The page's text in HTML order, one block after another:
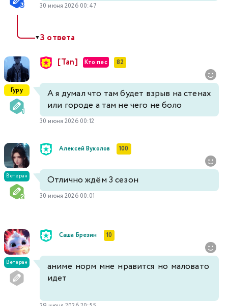
30 июня 2026 00:47
▼3 ответа
Гуру
[Tan] Кто пес 82
А я думал что там будет взрыв на стенах
или городе а там не чего не боло
30 июня 2026 00:12
Ветеран
Алексей Вуколов 100
Отлично ждём 3 сезон
30 июня 2026 00:01
Ветеран
Саша Брезин 10
аниме норм мне нравится но маловато
идет